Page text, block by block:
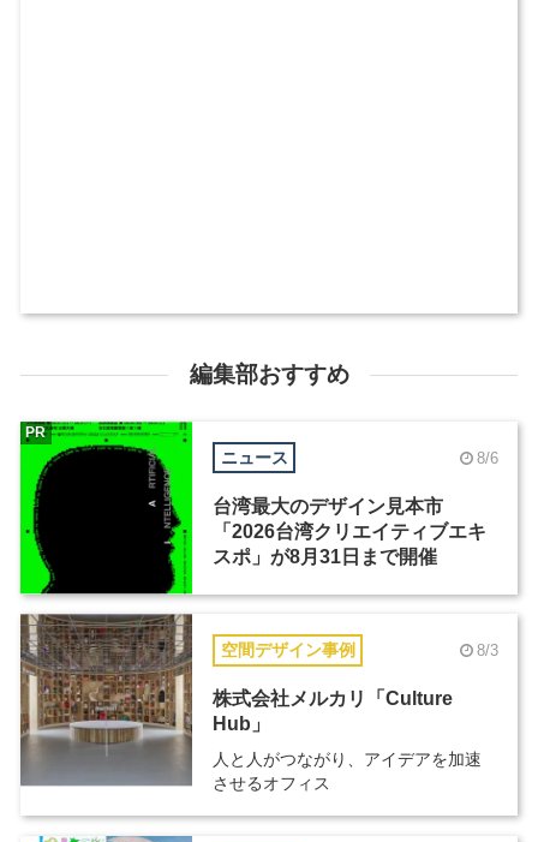
編集部おすすめ
ニュース 8/6
台湾最大のデザイン見本市
「2026台湾クリエイティブエキ
スポ」が8月31日まで開催
PR
空間デザイン事例 8/3
株式会社メルカリ「Culture
Hub」
人と人がつながり、アイデアを加速
させるオフィス